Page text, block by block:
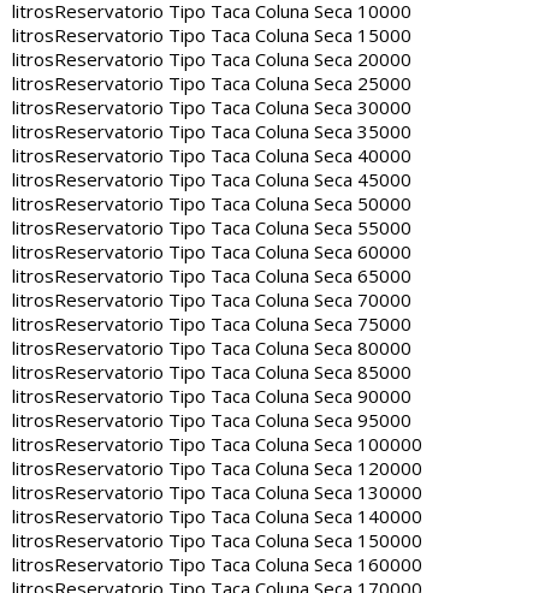
litrosReservatorio Tipo Taca Coluna Seca 10000
litrosReservatorio Tipo Taca Coluna Seca 15000
litrosReservatorio Tipo Taca Coluna Seca 20000
litrosReservatorio Tipo Taca Coluna Seca 25000
litrosReservatorio Tipo Taca Coluna Seca 30000
litrosReservatorio Tipo Taca Coluna Seca 35000
litrosReservatorio Tipo Taca Coluna Seca 40000
litrosReservatorio Tipo Taca Coluna Seca 45000
litrosReservatorio Tipo Taca Coluna Seca 50000
litrosReservatorio Tipo Taca Coluna Seca 55000
litrosReservatorio Tipo Taca Coluna Seca 60000
litrosReservatorio Tipo Taca Coluna Seca 65000
litrosReservatorio Tipo Taca Coluna Seca 70000
litrosReservatorio Tipo Taca Coluna Seca 75000
litrosReservatorio Tipo Taca Coluna Seca 80000
litrosReservatorio Tipo Taca Coluna Seca 85000
litrosReservatorio Tipo Taca Coluna Seca 90000
litrosReservatorio Tipo Taca Coluna Seca 95000
litrosReservatorio Tipo Taca Coluna Seca 100000
litrosReservatorio Tipo Taca Coluna Seca 120000
litrosReservatorio Tipo Taca Coluna Seca 130000
litrosReservatorio Tipo Taca Coluna Seca 140000
litrosReservatorio Tipo Taca Coluna Seca 150000
litrosReservatorio Tipo Taca Coluna Seca 160000